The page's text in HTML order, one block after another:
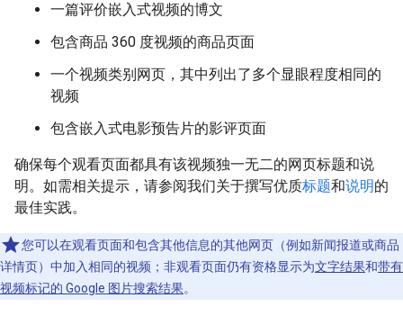
一篇评价嵌入式视频的博文
包含商品 360 度视频的商品页面
一个视频类别网页，其中列出了多个显眼程度相同的
视频
包含嵌入式电影预告片的影评页面
确保每个观看页面都具有该视频独一无二的网页标题和说
明。如需相关提示，请参阅我们关于撰写优质标题和说明的
最佳实践。
您可以在观看页面和包含其他信息的其他网页（例如新闻报道或商品
详情页）中加入相同的视频；非观看页面仍有资格显示为文字结果和带有
视频标记的 Google 图片搜索结果。